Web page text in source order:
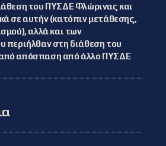
του ΠΥΣΔΕ Φλώρινας και
σε αυτήν (κατόπιν μετάθεσης,
αλλά και των
περιήλθαν στη διάθεση του
απόσπαση από άλλο ΠΥΣΔΕ